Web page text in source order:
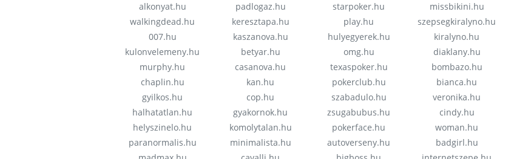
alkonyat.hu
walkingdead.hu
007.hu
kulonvelemeny.hu
murphy.hu
chaplin.hu
gyilkos.hu
halhatatlan.hu
helyszinelo.hu
paranormalis.hu
padlogaz.hu
keresztapa.hu
kaszanova.hu
betyar.hu
casanova.hu
kan.hu
cop.hu
gyakornok.hu
komolytalan.hu
minimalista.hu
starpoker.hu
play.hu
hulyegyerek.hu
omg.hu
texaspoker.hu
pokerclub.hu
szabadulo.hu
zsugabubus.hu
pokerface.hu
autoverseny.hu
missbikini.hu
szepsegkiralyno.hu
kiralyno.hu
diaklany.hu
bombazo.hu
bianca.hu
veronika.hu
cindy.hu
woman.hu
badgirl.hu